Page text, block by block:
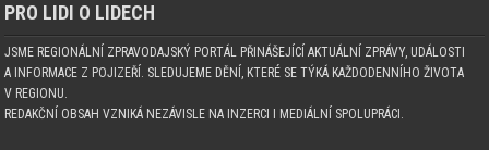
PRO LIDI O LIDECH
JSME REGIONÁLNÍ ZPRAVODAJSKÝ PORTÁL PŘINÁŠEJÍCÍ AKTUÁLNÍ ZPRÁVY, UDÁLOSTI
A INFORMACE Z POJIZEŘÍ. SLEDUJEME DĚNÍ, KTERÉ SE TÝKÁ KAŽDODENNÍHO ŽIVOTA
V REGIONU.
REDAKČNÍ OBSAH VZNIKÁ NEZÁVISLE NA INZERCI I MEDIÁLNÍ SPOLUPRÁCI.